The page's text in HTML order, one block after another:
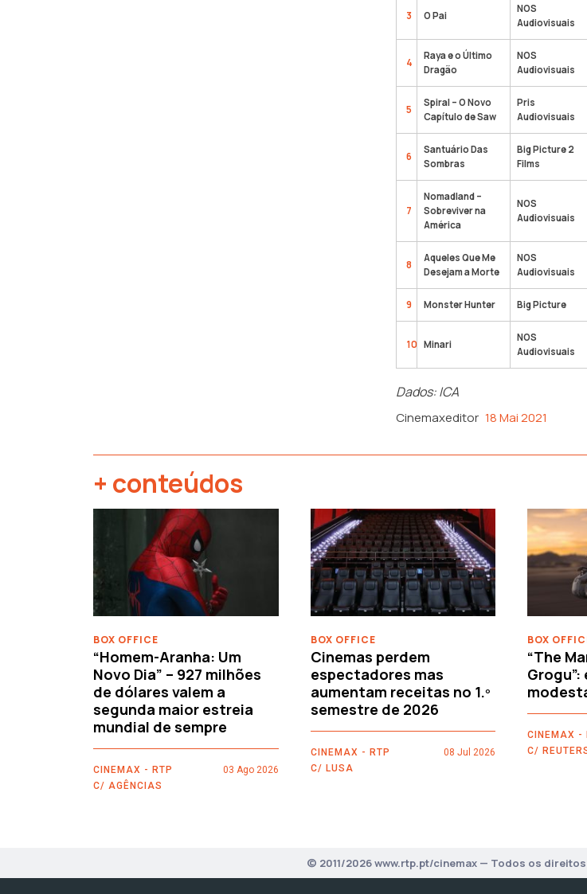
3 O Pai
NOS
Audiovisuais
4
Raya e o Último
Dragão
NOS
Audiovisuais
5
Spiral – O Novo
Capítulo de Saw
Pris
Audiovisuais
6
Santuário Das
Sombras
Big Picture 2
Films
7
Nomadland –
Sobreviver na
América
NOS
Audiovisuais
8
Aqueles Que Me
Desejam a Morte
NOS
Audiovisuais
9 Monster Hunter Big Picture
10 Minari
NOS
Audiovisuais
Dados: ICA
Cinemaxeditor 18 Mai 2021
+ conteúdos
BOX OFFICE
“Homem-Aranha: Um
Novo Dia” – 927 milhões
de dólares valem a
segunda maior estreia
mundial de sempre
CINEMAX - RTP
C/ AGÊNCIAS
03 Ago 2026
BOX OFFICE
Cinemas perdem
espectadores mas
aumentam receitas no 1.º
semestre de 2026
CINEMAX - RTP
C/ LUSA
08 Jul 2026
BOX
“The
CINEMAX -
C/
© 2011/2026 www.rtp.pt/cinemax — Todos os